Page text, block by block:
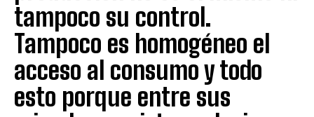
tampoco su control.
Tampoco es homogéneo el
acceso al consumo y todo
esto porque entre sus